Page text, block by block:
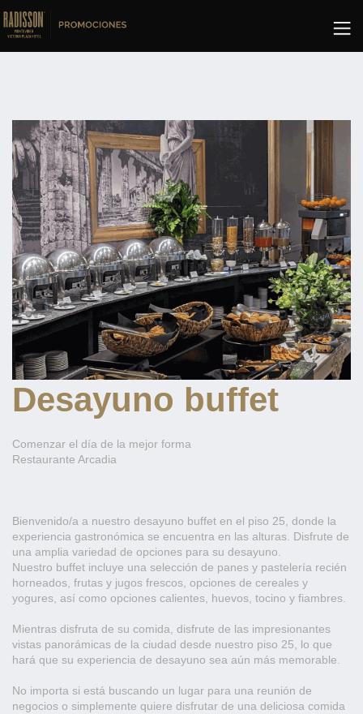
Desayuno buffet
Comenzar el día de la mejor forma
Restaurante Arcadia
Bienvenido/a a nuestro desayuno buffet en el piso 25, donde la
experiencia gastronómica se encuentra en las alturas. Disfrute de
una amplia variedad de opciones para su desayuno.
Nuestro buffet incluye una selección de panes y pastelería recién
horneados, frutas y jugos frescos, opciones de cereales y
yogures, así como opciones calientes, huevos, tocino y fiambres.
Mientras disfruta de su comida, disfrute de las impresionantes
vistas panorámicas de la ciudad desde nuestro piso 25, lo que
hará que su experiencia de desayuno sea aún más memorable.
No importa si está buscando un lugar para una reunión de
negocios o simplemente quiere disfrutar de una deliciosa comida